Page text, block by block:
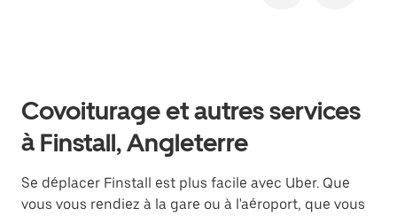
Covoiturage et autres services
à Finstall, Angleterre
Se déplacer Finstall est plus facile avec Uber. Que
vous vous rendiez à la gare ou à l'aéroport, que vous